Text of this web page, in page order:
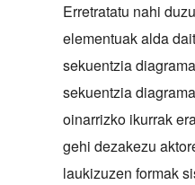
Erretratatu nahi
elementuak alda
sekuentzia
sekuentzia
oinarrizko ikurrak
gehi dezakezu
laukizuzen formak